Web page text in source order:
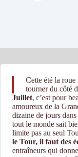
Cette été la roue
tourner du côté
Juillet, c’est pour
amoureux de la
dizaine de jours
tout le monde sait
limite pas au seul
le Tour, il faut des
entraîneurs qui